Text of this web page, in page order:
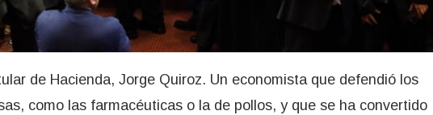
de Hacienda, Jorge Quiroz. Un economista que defendió los
como las farmacéuticas o la de pollos, y que se ha convertido